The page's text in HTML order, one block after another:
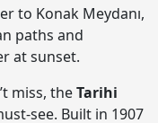
to Konak Meydanı,
paths and
at sunset.
miss, theTarihi
see. Built in 1907